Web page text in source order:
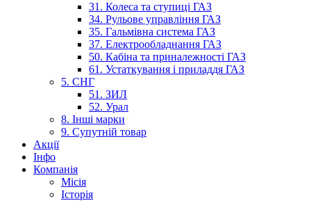
31. Колеса та ступиці ГАЗ
34. Рульове управління ГАЗ
35. Гальмівна система ГАЗ
37. Електрообладнання ГАЗ
50. Кабіна та приналежності ГАЗ
61. Устаткування і приладдя ГАЗ
5. СНГ
51. ЗИЛ
52. Урал
8. Інші марки
9. Супутній товар
Акції
Інфо
Компанія
Місія
Історія